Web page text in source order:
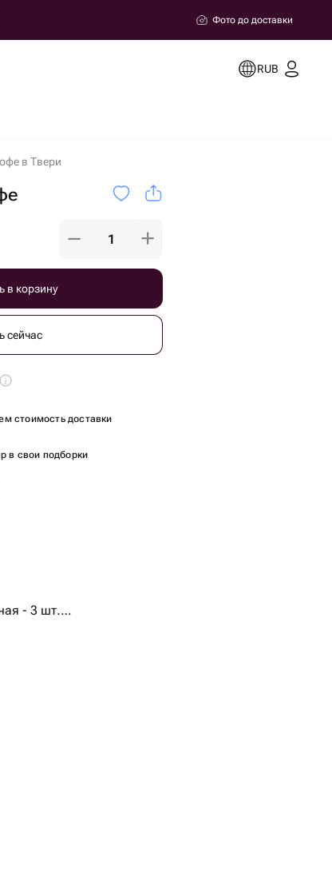
Фото до доставки
RUB
в Твери
в корзину
сейчас
стоимость доставки
в свои подборки
- 3 шт.
- 3 шт.
- 2 шт.